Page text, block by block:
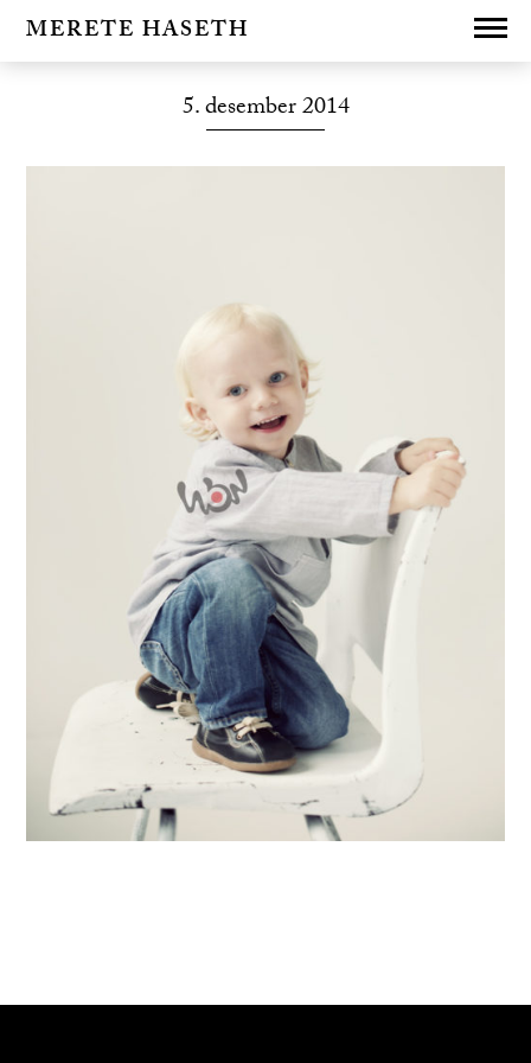
MERETE HASETH
5. desember 2014